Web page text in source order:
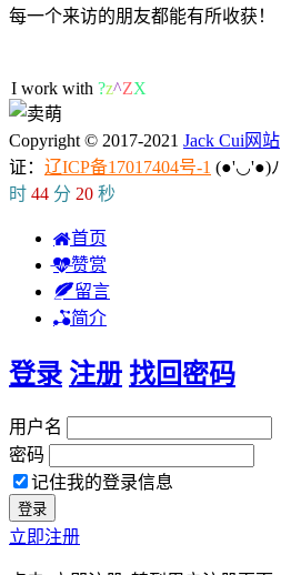
每一个来访的朋友都能有所收获！
I work with ML)9/P
Copyright © 2017-2021 Jack Cui网站
证： 辽ICP备17017404号-1 (●'◡'●)ﾉ
时 44 分 21 秒
首页
赞赏
留言
简介
登录 注册 找回密码
用户名
密码
记住我的登录信息
立即注册